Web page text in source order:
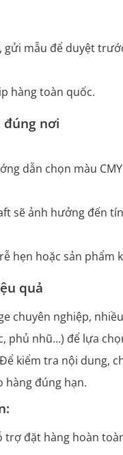
mẫu để duyệt
hàng toàn quốc.
đúng nơi
dẫn chọn màu
sẽ ảnh hưởng đến
hẹn hoặc sản phẩm
quả
chuyên nghiệp,
phủ nhũ...) để lựa
kiểm tra nội dung,
hàng đúng hạn.
trợ đặt hàng hoàn